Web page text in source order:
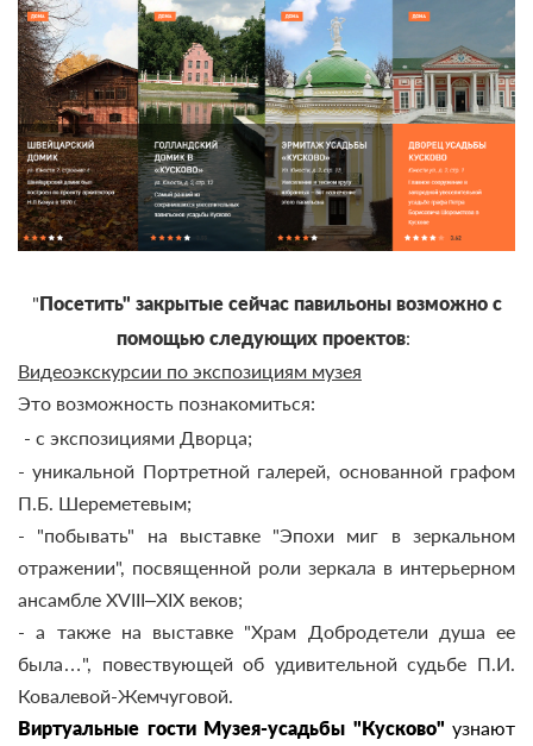
"Посетить" закрытые сейчас павильоны возможно с
помощью следующих проектов:
Видеоэкскурсии по экспозициям музея
Это возможность познакомиться:
- с экспозициями Дворца;
- уникальной Портретной галерей, основанной графом
П.Б. Шереметевым;
- "побывать" на выставке "Эпохи миг в зеркальном
отражении", посвященной роли зеркала в интерьерном
ансамбле XVIII–XIX веков;
- а также на выставке "Храм Добродетели душа ее
была…", повествующей об удивительной судьбе П.И.
Ковалевой-Жемчуговой.
Виртуальные гости Музея-усадьбы "Кусково" узнают